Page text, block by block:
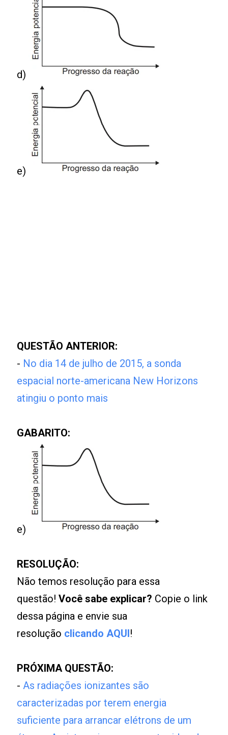
d)
e)
QUESTÃO ANTERIOR:
- No dia 14 de julho de 2015, a sonda
espacial norte-americana New Horizons
atingiu o ponto mais
GABARITO:
e)
RESOLUÇÃO:
Não temos resolução para essa
questão!Você sabe explicar? Copie o link
dessa página e envie sua
resolução clicando AQUI!
PRÓXIMA QUESTÃO:
-As radiações ionizantes são
caracterizadas por terem energia
suficiente para arrancar elétrons de um